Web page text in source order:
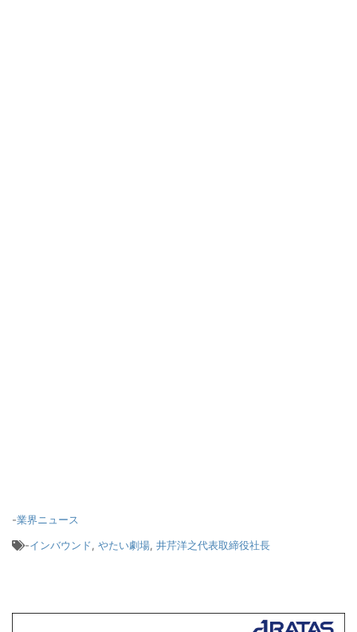
-業界ニュース
-インバウンド, やたい劇場, 井芹洋之代表取締役社長